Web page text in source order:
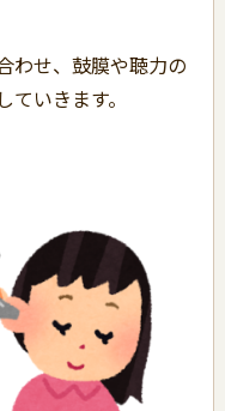
わせ、鼓膜や聴力の
いきます。